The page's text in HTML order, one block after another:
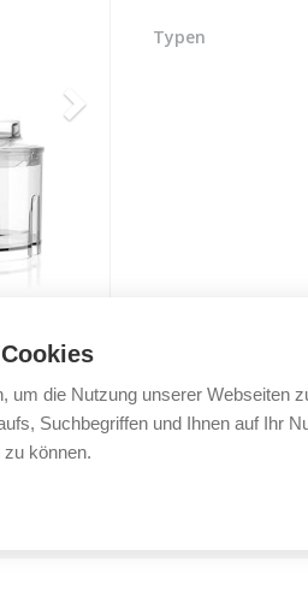
Typen
um die Nutzung unserer Webseiten
Suchbegriffen und Ihnen auf Ihr
zu können.